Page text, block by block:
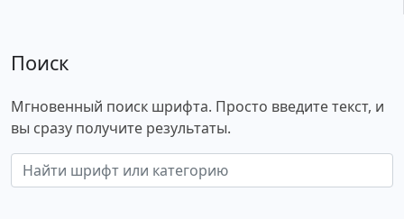
Поиск
Мгновенный поиск шрифта. Просто введите текст, и
вы сразу получите результаты.